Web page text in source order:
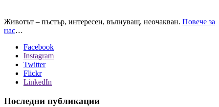
Животът – пъстър, интересен, вълнуващ, неочакван. Повече за
нас…
Facebook
Instagram
Twitter
Flickr
LinkedIn
Последни публикации